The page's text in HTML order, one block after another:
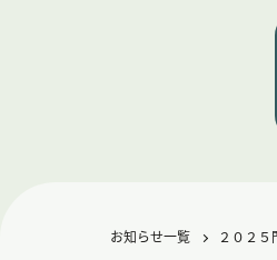
お知らせ一覧 ２０２